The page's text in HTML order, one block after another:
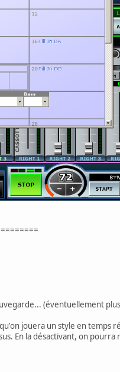
(éventuellement
jouera un style en temps
En la désactivant, on